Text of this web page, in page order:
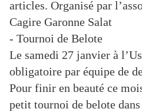
articles. Organisé par
Cagire Garonne Salat
- Tournoi de Belote
Le samedi 27 janvier à
obligatoire par équipe de
Pour finir en beauté ce
petit tournoi de belote